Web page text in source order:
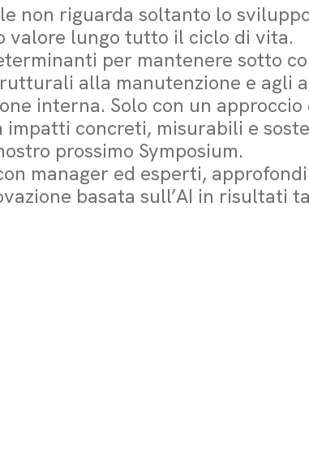
non riguarda soltanto lo
valore lungo tutto il ciclo di vita.
per mantenere sotto
alla manutenzione e agli
interna. Solo con un
impatti concreti, misurabili e
prossimo Symposium.
manager ed esperti,
basata sull’AI in risultati